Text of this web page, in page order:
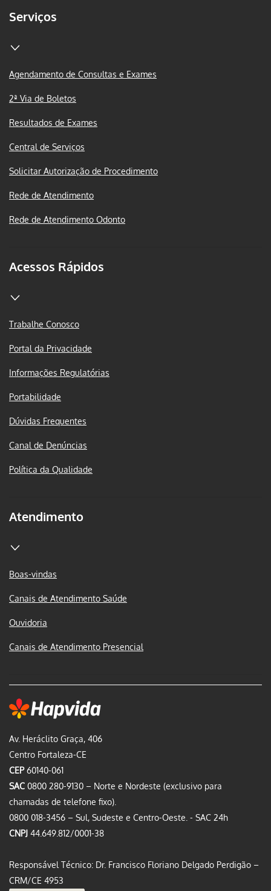
Av. Heráclito Graça, 406
Centro Fortaleza-CE
CEP60140-061
SAC 0800 280-9130 – Norte e Nordeste (exclusivo para
chamadas de telefone fixo).
0800 018-3456 – Sul, Sudeste e Centro-Oeste. - SAC 24h
CNPJ 44.649.812/0001-38
Responsável Técnico: Dr. Francisco Floriano Delgado Perdigão –
CRM/CE 4953
Serviços
Agendamento de Consultas e Exames
2ª Via de Boletos
Resultados de Exames
Central de Serviços
Solicitar Autorização de Procedimento
Rede de Atendimento
Rede de Atendimento Odonto
Acessos Rápidos
Trabalhe Conosco
Portal da Privacidade
Informações Regulatórias
Portabilidade
Dúvidas Frequentes
Canal de Denúncias
Política da Qualidade
Atendimento
Boas-vindas
Canais de Atendimento Saúde
Ouvidoria
Canais de Atendimento Presencial